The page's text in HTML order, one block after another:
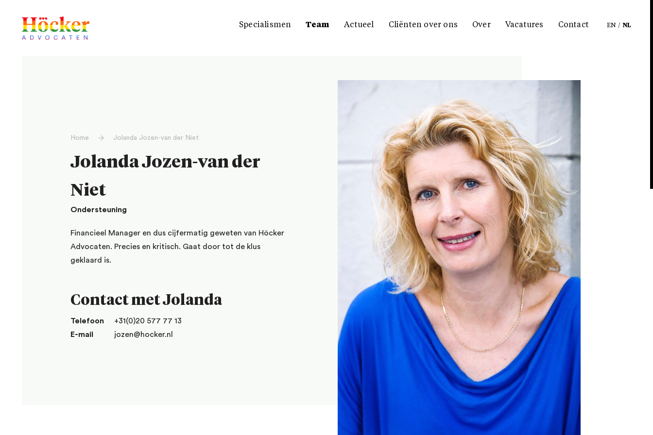
Specialismen Team Actueel Cliënten over ons Over Vacatures Contact EN / NL
Home Jolanda Jozen-van der Niet
Jolanda Jozen-van der
Niet
Ondersteuning
Financieel Manager en dus cijfermatig geweten van Höcker
Advocaten. Precies en kritisch. Gaat door tot de klus
geklaard is.
Contact met Jolanda
Telefoon
+31(0)20 577 77 13
E-mail
jozen@hocker.nl